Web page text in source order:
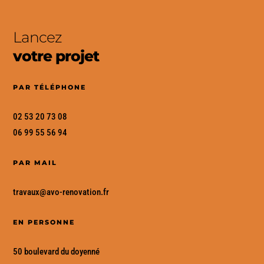
Lancez
votre projet
PAR TÉLÉPHONE
02 53 20 73 08
06 99 55 56 94
PAR MAIL
travaux@avo-renovation.fr
EN PERSONNE
50 boulevard du doyenné